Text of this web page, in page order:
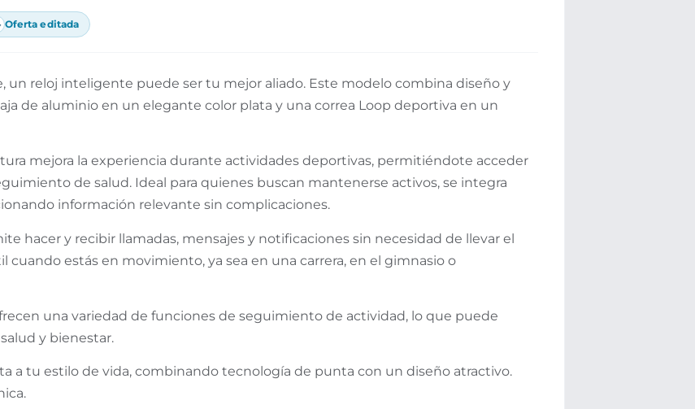
Oferta editada
un reloj inteligente puede ser tu mejor aliado. Este modelo combina diseño y
de aluminio en un elegante color plata y una correa Loop deportiva en un
mejora la experiencia durante actividades deportivas, permitiéndote acceder
de salud. Ideal para quienes buscan mantenerse activos, se integra
información relevante sin complicaciones.
hacer y recibir llamadas, mensajes y notificaciones sin necesidad de llevar el
estás en movimiento, ya sea en una carrera, en el gimnasio o
una variedad de funciones de seguimiento de actividad, lo que puede
y bienestar.
a tu estilo de vida, combinando tecnología de punta con un diseño atractivo.